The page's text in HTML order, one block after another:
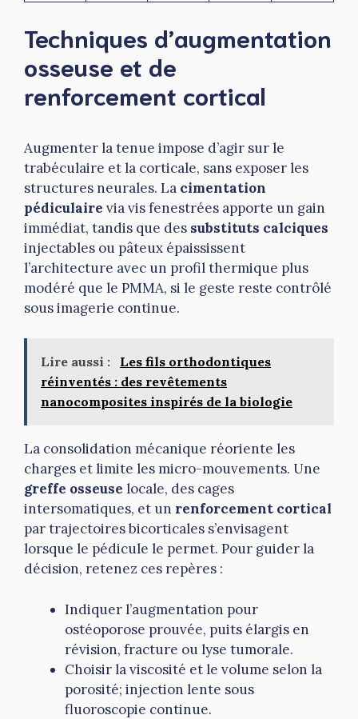
Techniques d’augmentation
osseuse et de
renforcement cortical
Augmenter la tenue impose d’agir sur le
trabéculaire et la corticale, sans exposer les
structures neurales. La cimentation
pédiculaire via vis fenestrées apporte un gain
immédiat, tandis que des substituts calciques
injectables ou pâteux épaississent
l’architecture avec un profil thermique plus
modéré que le PMMA, si le geste reste contrôlé
sous imagerie continue.
Lire aussi :
Les fils orthodontiques
réinventés : des revêtements
nanocomposites inspirés de la biologie
La consolidation mécanique réoriente les
charges et limite les micro-mouvements. Une
greffe osseuse locale, des cages
intersomatiques, et un renforcement cortical
par trajectoires bicorticales s’envisagent
lorsque le pédicule le permet. Pour guider la
décision, retenez ces repères :
Indiquer l’augmentation pour
ostéoporose prouvée, puits élargis en
révision, fracture ou lyse tumorale.
Choisir la viscosité et le volume selon la
porosité; injection lente sous
fluoroscopie continue.